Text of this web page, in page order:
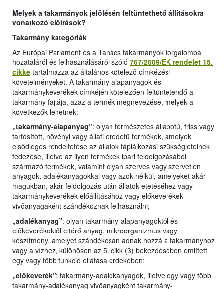
Melyek a takarmányok jelölésén feltüntethető állításokra
vonatkozó előírások?
Takarmány kategóriák
Az Európai Parlament és a Tanács takarmányok forgalomba
hozataláról és felhasználásáról szóló 767/2009/EK rendelet 15.
cikke tartalmazza az általános kötelező címkézési
követelményeket. A takarmány-alapanyagok és
takarmánykeverékek címkéjén kötelezően feltüntetendő a
takarmány fajtája, azaz a termék megnevezése, melyek a
következők lehetnek:
„takarmány-alapanyag”: olyan természetes állapotú, friss vagy
tartósított, növényi vagy állati eredetű termékek, amelyek
elsődleges rendeltetése az állatok táplálkozási szükségleteinek
fedezése, illetve az ilyen termékek ipari feldolgozásából
származó termékek, valamint olyan szerves vagy szervetlen
anyagok, adalékanyagokkal vagy azok nélkül, amelyeket akár
magukban, akár feldolgozás után állatok etetéséhez vagy
takarmánykeverékek előállításához vagy előkeverékek
vivőanyagaként szándékoznak felhasználni;
„adalékanyag”: olyan takarmány-alapanyagoktól és
előkeverékektől eltérő anyag, mikroorganizmus vagy
készítmény, amelyet szándékosan adnak hozzá a takarmányhoz
vagy a vízhez, különösen az 5. cikk (3) bekezdésében említett
egy vagy több funkció ellátása érdekében;
„előkeverék”: takarmány-adalékanyagok, illetve egy vagy több
takarmány-adalékanyag vivőanyagként takarmány-